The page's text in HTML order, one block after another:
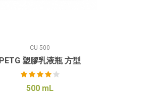
CU-500
PETG 塑膠乳液瓶 方型
500 mL